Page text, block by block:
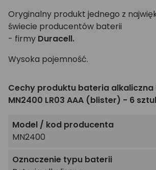
Oryginalny produkt jednego z
świecie producentów baterii
- firmy Duracell.
Wysoka pojemność.
Cechy produktu bateria alkaliczna
MN2400 LR03 AAA (blister) - 6
Model / kod producenta
MN2400
Oznaczenie typu baterii